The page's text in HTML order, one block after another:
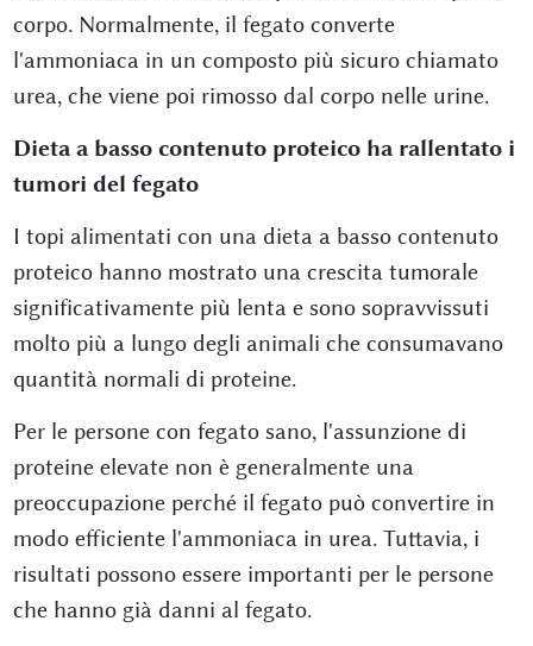
corpo. Normalmente, il fegato converte
l'ammoniaca in un composto più sicuro chiamato
urea, che viene poi rimosso dal corpo nelle urine.
Dieta a basso contenuto proteico ha rallentato i
tumori del fegato
I topi alimentati con una dieta a basso contenuto
proteico hanno mostrato una crescita tumorale
significativamente più lenta e sono sopravvissuti
molto più a lungo degli animali che consumavano
quantità normali di proteine.
Per le persone con fegato sano, l'assunzione di
proteine elevate non è generalmente una
preoccupazione perché il fegato può convertire in
modo efficiente l'ammoniaca in urea. Tuttavia, i
risultati possono essere importanti per le persone
che hanno già danni al fegato.